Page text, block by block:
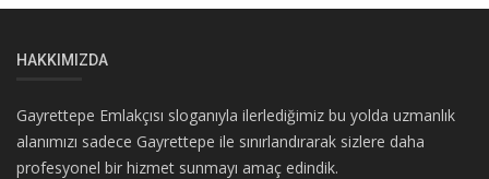
HAKKIMIZDA
Gayrettepe Emlakçısı sloganıyla ilerlediğimiz bu yolda uzmanlık
alanımızı sadece Gayrettepe ile sınırlandırarak sizlere daha
profesyonel bir hizmet sunmayı amaç edindik.